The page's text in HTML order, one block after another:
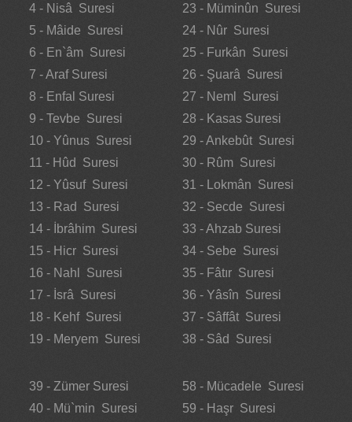
4 - Nisâ Suresi
5 - Mâide Suresi
6 - En`âm Suresi
7 - Araf Suresi
8 - Enfal Suresi
9 - Tevbe Suresi
10 - Yûnus Suresi
11 - Hûd Suresi
12 - Yûsuf Suresi
13 - Rad Suresi
14 - İbrâhim Suresi
15 - Hicr Suresi
16 - Nahl Suresi
17 - İsrâ Suresi
18 - Kehf Suresi
19 - Meryem Suresi
23 - Müminûn Suresi
24 - Nûr Suresi
25 - Furkân Suresi
26 - Şuarâ Suresi
27 - Neml Suresi
28 - Kasas Suresi
29 - Ankebût Suresi
30 - Rûm Suresi
31 - Lokmân Suresi
32 - Secde Suresi
33 - Ahzab Suresi
34 - Sebe Suresi
35 - Fâtır Suresi
36 - Yâsîn Suresi
37 - Sâffât Suresi
38 - Sâd Suresi
39 - Zümer Suresi
40 - Mü`min Suresi
58 - Mücadele Suresi
59 - Haşr Suresi